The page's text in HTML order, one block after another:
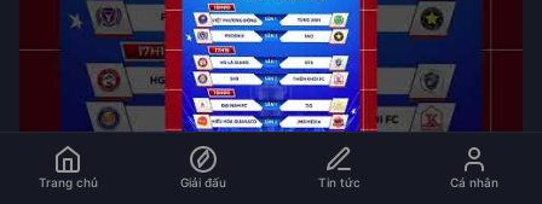
Trang chủ Giải đấu Tin tức Cá nhân